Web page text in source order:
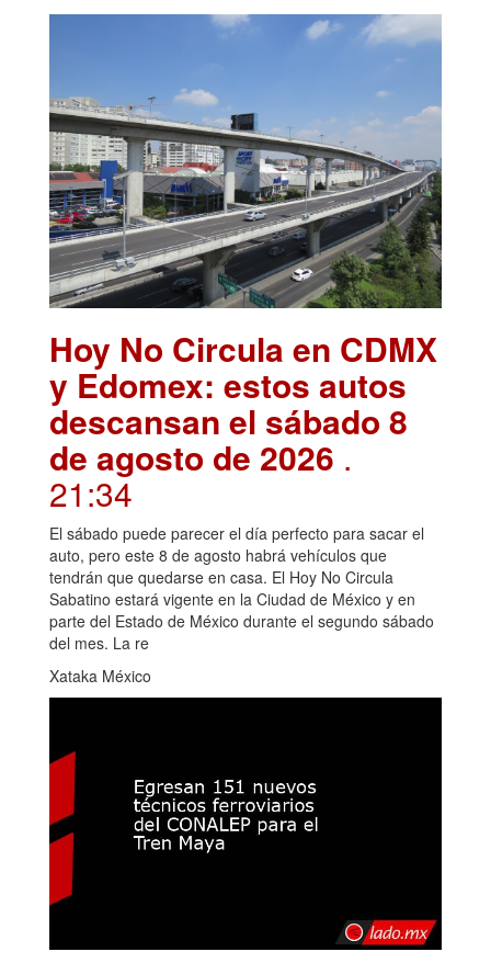
Hoy No Circula en CDMX
y Edomex: estos autos
descansan el sábado 8
de agosto de 2026 .
21:34
El sábado puede parecer el día perfecto para sacar el
auto, pero este 8 de agosto habrá vehículos que
tendrán que quedarse en casa. El Hoy No Circula
Sabatino estará vigente en la Ciudad de México y en
parte del Estado de México durante el segundo sábado
del mes. La re
Xataka México